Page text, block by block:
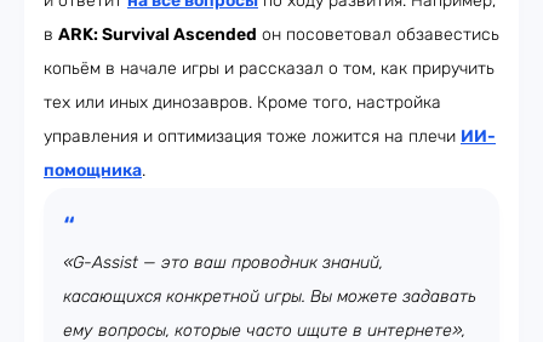
в ARK: Survival Ascended он посоветовал обзавестись
копьём в начале игры и рассказал о том, как приручить
тех или иных динозавров. Кроме того, настройка
управления и оптимизация тоже ложится на плечи ИИ-
помощника.
«G-Assist — это ваш проводник знаний,
касающихся конкретной игры. Вы можете задавать
ему вопросы, которые часто ищите в интернете»,